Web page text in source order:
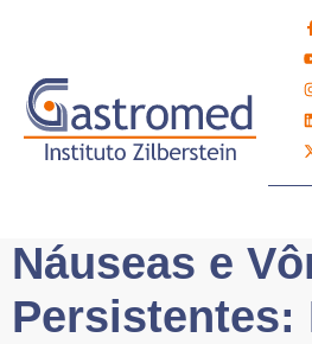
Náuseas e
Persistentes: